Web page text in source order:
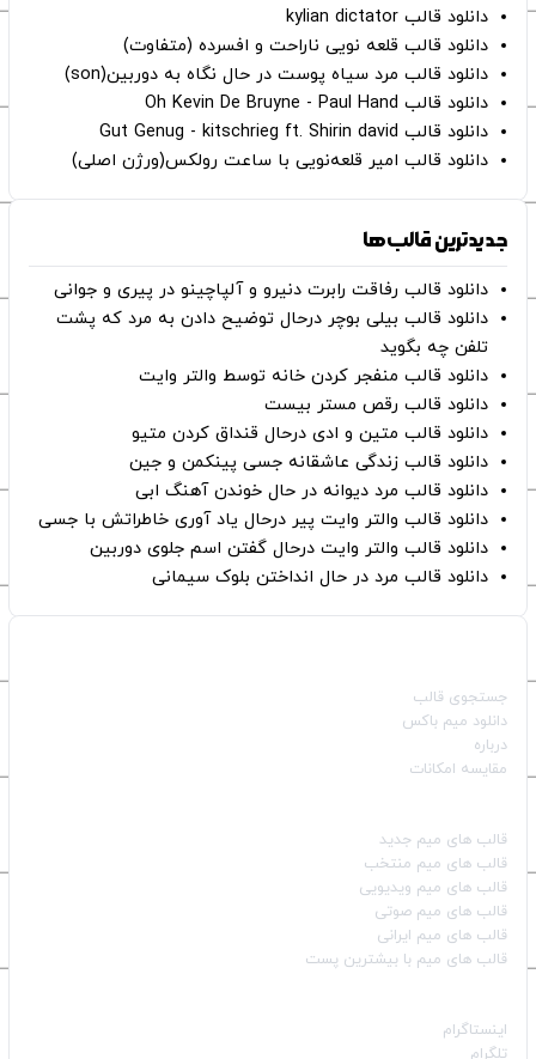
دانلود قالب kylian dictator
دانلود قالب قلعه نویی ناراحت و افسرده (متفاوت)
دانلود قالب مرد سیاه پوست در حال نگاه به دوربین(son)
دانلود قالب Oh Kevin De Bruyne - Paul Hand
دانلود قالب Gut Genug - kitschrieg ft. Shirin david
دانلود قالب امیر قلعه‌نویی با ساعت رولکس(ورژن اصلی)
جدیدترین قالب‌ها
دانلود قالب رفاقت رابرت دنیرو و آلپاچینو در پیری و جوانی
دانلود قالب بیلی بوچر درحال توضیح دادن به مرد که پشت
تلفن چه بگوید
دانلود قالب منفجر کردن خانه توسط والتر وایت
دانلود قالب رقص مستر بیست
دانلود قالب متین و ادی درحال قنداق کردن متیو
دانلود قالب زندگی عاشقانه جسی پینکمن و جین
دانلود قالب مرد دیوانه در حال خوندن آهنگ ابی
دانلود قالب والتر وایت پیر درحال یاد آوری خاطراتش با جسی
دانلود قالب والتر وایت درحال گفتن اسم جلوی دوربین
دانلود قالب مرد در حال انداختن بلوک سیمانی
جستجوی قالب
دانلود میم باکس
درباره
مقایسه امکانات
قالب‌ های میم جدید
قالب‌ های میم منتخب
قالب‌ های میم ویدیویی
قالب‌ های میم صوتی
قالب‌ های میم ایرانی
قالب‌ های میم با بیشترین پست
اینستاگرام
تلگرام